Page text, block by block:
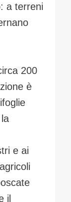
a terreni
200
è
e ai
il